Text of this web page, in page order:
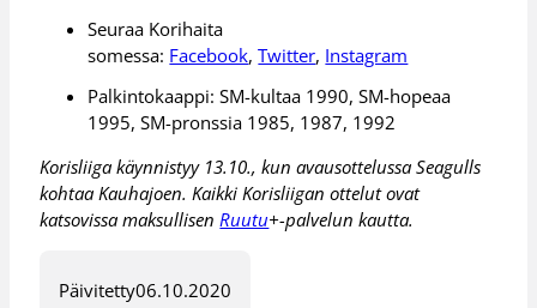
Seuraa Korihaita
somessa: Facebook,Twitter, Instagram
Palkintokaappi: SM-kultaa 1990, SM-hopeaa
1995, SM-pronssia 1985, 1987, 1992
Korisliiga käynnistyy 13.10., kun avausottelussa Seagulls
kohtaa Kauhajoen. Kaikki Korisliigan ottelut ovat
katsovissa maksullisenRuutu+-palvelun kautta.
Päivitetty06.10.2020